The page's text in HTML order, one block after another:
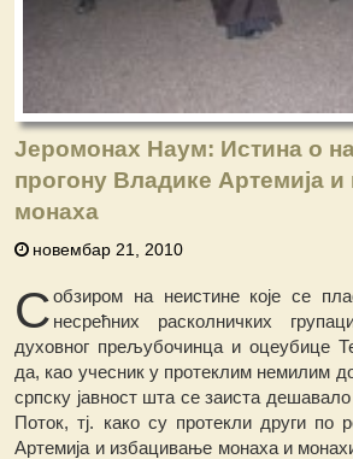
Јеромонах Наум: Истина о
прогону Владике Артемија
монаха
новембар 21, 2010
Собзиром на неистине које се
несрећних расколничких
духовног прељубочинца и оцеубице
да, као учесник у протеклим немилим
српску јавност шта се заиста
Поток, тј. како су протекли други по
Артемија и избацивање монаха и